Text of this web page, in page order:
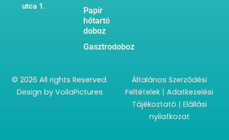
utca 1.
Papír
hőtartó
doboz
Gasztrodoboz
© 2026 All rights Reserved.
Design by VoilaPictures
Általános Szerződési
Feltételek | Adatkezelési
Tájékoztató | Elállási
nyilatkozat